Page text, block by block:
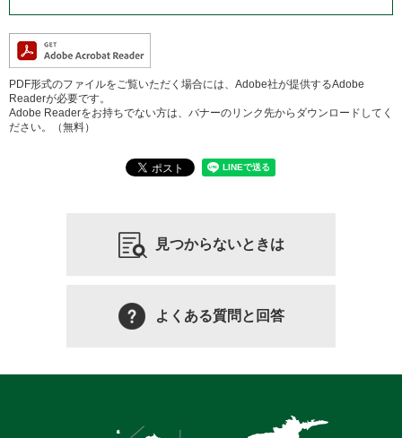
PDF形式のファイルをご覧いただく場合には、Adobe社が提供するAdobe
Readerが必要です。
Adobe Readerをお持ちでない方は、バナーのリンク先からダウンロードしてく
ださい。（無料）
見つからないときは
よくある質問と回答